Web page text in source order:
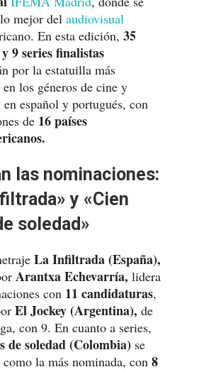
mejor del audiovisual
En esta edición, 35
9 series finalistas
por la estatuilla más
los géneros de cine y
español y portugués, con
de 16 países
las nominaciones:
y «Cien
soledad»
La Infiltrada (España),
Arantxa Echevarría, lidera
con 11 candidaturas,
El Jockey (Argentina), de
con 9. En cuanto a series,
de soledad (Colombia) se
la más nominada, con 8